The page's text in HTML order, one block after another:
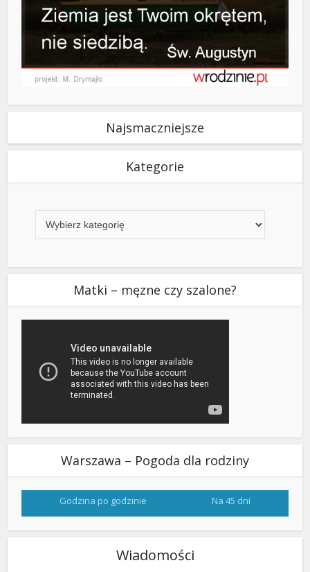
Najsmaczniejsze
Kategorie
Matki – męzne czy szalone?
Warszawa – Pogoda dla rodziny
Godzina po godzinie Na 45 dni
Wiadomości